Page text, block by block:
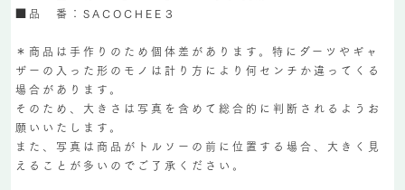
■品 番：SACOCHEE３
＊商品は手作りのため個体差があります。特にダーツやギャ
ザーの入った形のモノは計り方により何センチか違ってくる
場合があります。
そのため、大きさは写真を含めて総合的に判断されるようお
願いいたします。
また、写真は商品がトルソーの前に位置する場合、大きく見
えることが多いのでご了承ください。